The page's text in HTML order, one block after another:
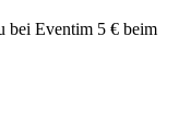
bei Eventim 5 € beim